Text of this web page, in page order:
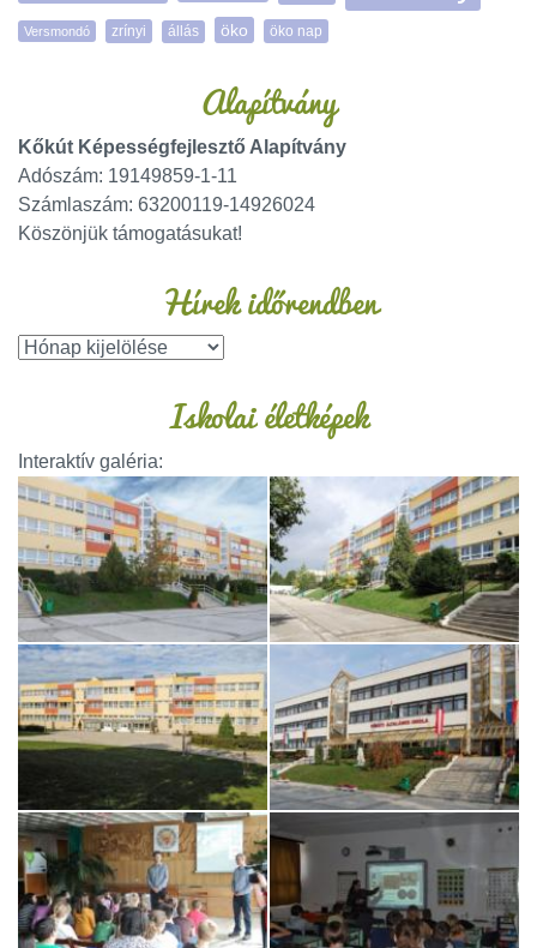
Versmondó zrínyi állás öko öko nap
Alapítvány
Kőkút Képességfejlesztő Alapítvány
Adószám: 19149859-1-11
Számlaszám: 63200119-14926024
Köszönjük támogatásukat!
Hírek időrendben
Iskolai életképek
Interaktív galéria: